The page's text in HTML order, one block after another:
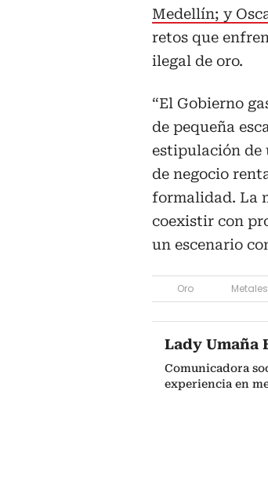
Medellín; y
retos que
ilegal de oro.
“El Gobierno
de pequeña
estipulación de
de negocio
formalidad. La
coexistir con
un escenario
Oro
Lady Umaña
Comunicadora
experiencia en